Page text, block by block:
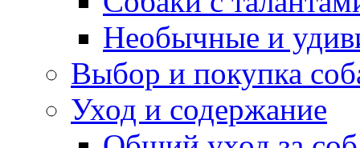
Необычные и
Выбор и покупка
Уход и содержание